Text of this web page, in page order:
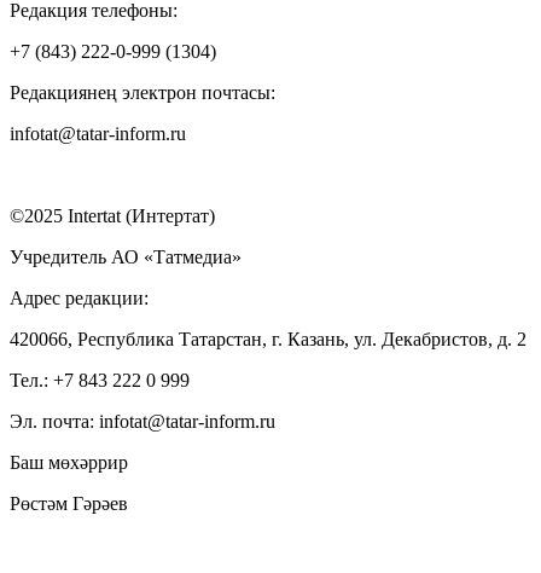
Редакция телефоны:
+7 (843) 222-0-999 (1304)
Редакциянең электрон почтасы:
infotat@tatar-inform.ru
©2025 Intertat (Интертат)
Учредитель АО «Татмедиа»
Адрес редакции:
420066, Республика Татарстан, г. Казань, ул. Декабристов, д. 2
Тел.: +7 843 222 0 999
Эл. почта: infotat@tatar-inform.ru
Баш мөхәррир
Рөстәм Гәрәев